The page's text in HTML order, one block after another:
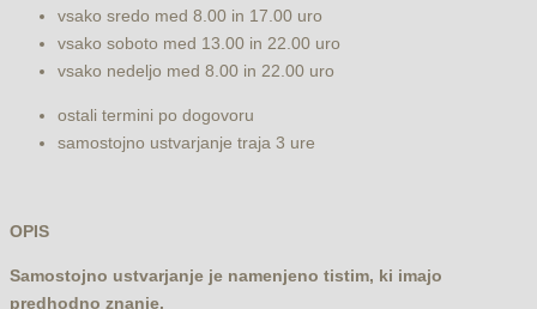
vsako sredo med 8.00 in 17.00 uro
vsako soboto med 13.00 in 22.00 uro
vsako nedeljo med 8.00 in 22.00 uro
ostali termini po dogovoru
samostojno ustvarjanje traja 3 ure
OPIS
Samostojno ustvarjanje je namenjeno tistim, ki imajo
predhodno znanje.